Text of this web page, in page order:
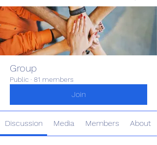
Group
Public · 81 members
Join
Discussion Media Members About